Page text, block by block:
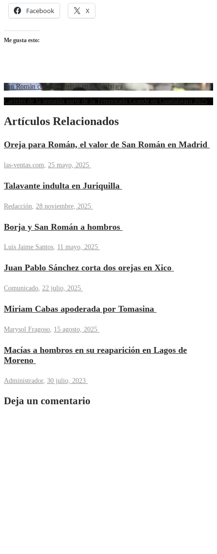
Facebook X
Me gusta esto:
San Román corta dos orejas en Guadalajara
Carteles de la segunda parte de la Temporada Grande en Guadalajara 2025
Artículos Relacionados
Oreja para Román, el valor de San Román en Madrid
las-ventas.com 25 mayo, 2025
Talavante indulta en Juriquilla
Redacción 28 noviembre, 2025
Borja y San Román a hombros
Luis Jaime Santos, 11 mayo, 2025
Juan Pablo Sánchez corta dos orejas en Xico
Comunicado, 22 julio, 2025
Miriam Cabas apoderada por Tomasina
Marysol Fragoso, 15 agosto, 2025
Macías a hombros en su reaparición en Lagos de
Moreno
Administrador, 30 julio, 2023
Deja un comentario